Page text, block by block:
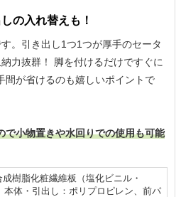
の入れ替えも！
。引き出し1つ1つが厚手のセータ
力抜群！ 脚を付けるだけですぐに
間が省けるのも嬉しいポイントで
で小物置きや水回りでの使用も可能
成樹脂化粧繊維板（塩化ビニル・
本体・引出し：ポリプロピレン、前パ